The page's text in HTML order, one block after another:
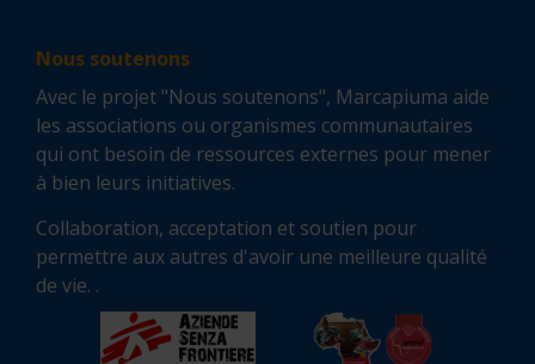
Nous soutenons
Avec le projet "Nous soutenons", Marcapiuma aide
les associations ou organismes communautaires
qui ont besoin de ressources externes pour mener
à bien leurs initiatives.
Collaboration, acceptation et soutien pour
permettre aux autres d'avoir une meilleure qualité
de vie. .